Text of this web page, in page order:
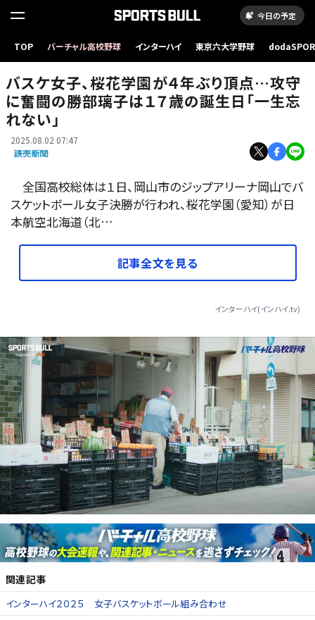
今日の予定
TOP バーチャル高校野球 インターハイ 東京六大学野球
ドリブルで攻め上がる桜花学園の勝部璃子
バスケ女子、桜花学園が４年ぶり頂点…攻守
に奮闘の勝部璃子は１７歳の誕生日「一生忘
れない」
2025.08.02 07:47
全国高校総体は１日、岡山市のジップアリーナ岡山でバ
スケットボール女子決勝が行われ、桜花学園（愛知）が日
本航空北海道（北…
記事全文を見る
インターハイ(インハイ.tv)
関連記事
インターハイ２０２５ 女子バスケットボール組み合わせ